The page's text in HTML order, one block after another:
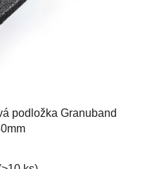
podložka Granuband